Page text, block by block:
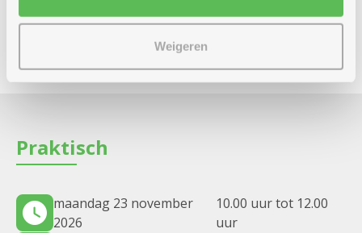
Weigeren
onze klantendienst op 03 431 31 31 of
klantendienst@zorgbedrijf.be
Praktisch
maandag 23 november
2026
10.00 uur tot 12.00
uur